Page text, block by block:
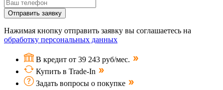
Отправить заявку
Нажимая кнопку отправить заявку вы соглашаетесь на
обработку персональных данных
В кредит от 39 243 руб/мес.
Купить в Trade-In
Задать вопросы о покупке